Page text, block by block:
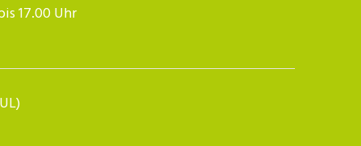
17.00 Uhr​​​​​​